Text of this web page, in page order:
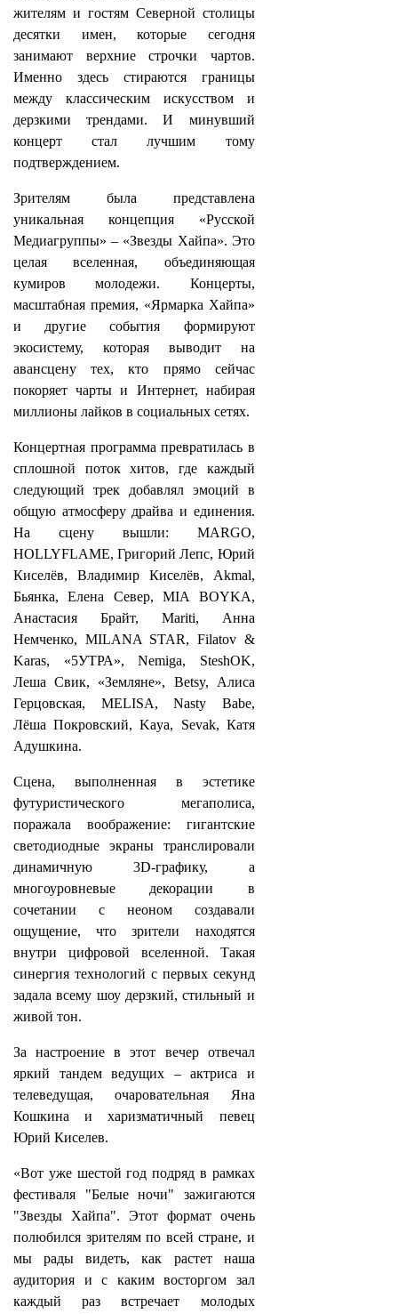
жителям и гостям Северной столицы
десятки имен, которые сегодня
занимают верхние строчки чартов.
Именно здесь стираются границы
между классическим искусством и
дерзкими трендами. И минувший
концерт стал лучшим тому
подтверждением.
Зрителям была представлена
уникальная концепция «Русской
Медиагруппы» – «Звезды Хайпа». Это
целая вселенная, объединяющая
кумиров молодежи. Концерты,
масштабная премия, «Ярмарка Хайпа»
и другие события формируют
экосистему, которая выводит на
авансцену тех, кто прямо сейчас
покоряет чарты и Интернет, набирая
миллионы лайков в социальных сетях.
Концертная программа превратилась в
сплошной поток хитов, где каждый
следующий трек добавлял эмоций в
общую атмосферу драйва и единения.
На сцену вышли: MARGO,
HOLLYFLAME, Григорий Лепс, Юрий
Киселёв, Владимир Киселёв, Akmal,
Бьянка, Елена Север, MIA BOYKA,
Анастасия Брайт, Mariti, Анна
Немченко, MILANA STAR, Filatov &
Karas, «5УТРА», Nemiga, SteshOK,
Леша Свик, «Земляне», Betsy, Алиса
Герцовская, MELISA, Nasty Babe,
Лёша Покровский, Kaya, Sevak, Катя
Адушкина.
Сцена, выполненная в эстетике
футуристического мегаполиса,
поражала воображение: гигантские
светодиодные экраны транслировали
динамичную 3D-графику, а
многоуровневые декорации в
сочетании с неоном создавали
ощущение, что зрители находятся
внутри цифровой вселенной. Такая
синергия технологий с первых секунд
задала всему шоу дерзкий, стильный и
живой тон.
За настроение в этот вечер отвечал
яркий тандем ведущих – актриса и
телеведущая, очаровательная Яна
Кошкина и харизматичный певец
Юрий Киселев.
«Вот уже шестой год подряд в рамках
фестиваля "Белые ночи" зажигаются
"Звезды Хайпа". Этот формат очень
полюбился зрителям по всей стране, и
мы рады видеть, как растет наша
аудитория и с каким восторгом зал
каждый раз встречает молодых